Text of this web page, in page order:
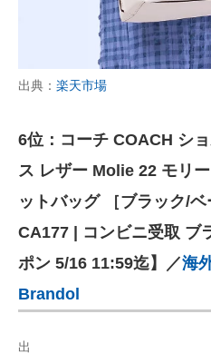
出典： 楽天市場
6位：コーチ COACH シ
ス レザー Molie 22 モリ
ットバッグ ［ブラック/ベ
CA177 | コンビニ受取 ブ
ポン 5/16 11:59迄】／海
Brandol
出